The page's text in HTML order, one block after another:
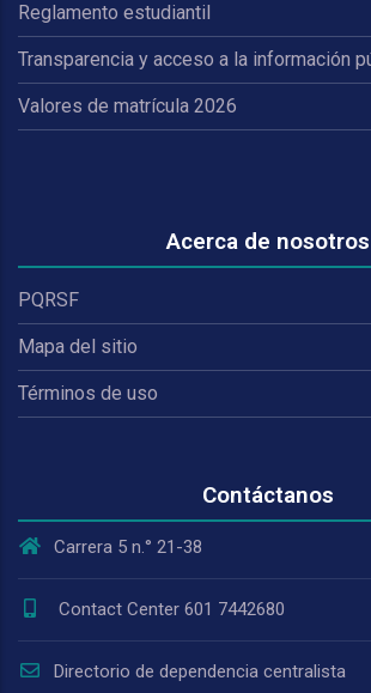
Reglamento estudiantil
Transparencia y acceso a la información
Valores de matrícula 2026
Acerca de nosotros
PQRSF
Mapa del sitio
Términos de uso
Contáctanos
Carrera 5 n.° 21-38
Contact Center 601 7442680
Directorio de dependencia centralista